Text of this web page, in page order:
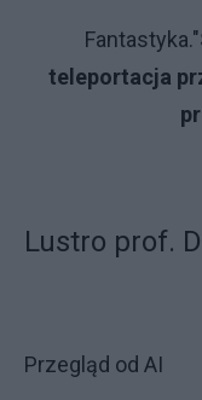
Fantastyka."
teleportacja
Lustro prof.
Przegląd od AI